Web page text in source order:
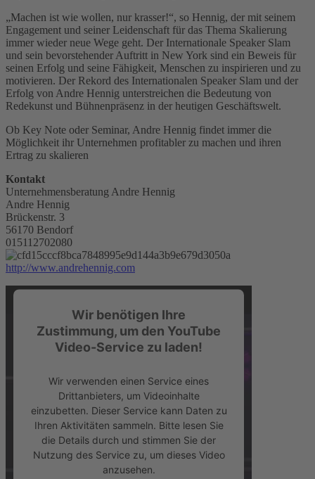
„Machen ist wie wollen, nur krasser!“, so Hennig, der mit seinem
Engagement und seiner Leidenschaft für das Thema Skalierung
immer wieder neue Wege geht. Der Internationale Speaker Slam
und sein bevorstehender Auftritt in New York sind ein Beweis für
seinen Erfolg und seine Fähigkeit, Menschen zu inspirieren und zu
motivieren. Der Rekord des Internationalen Speaker Slam und der
Erfolg von Andre Hennig unterstreichen die Bedeutung von
Redekunst und Bühnenpräsenz in der heutigen Geschäftswelt.
Ob Key Note oder Seminar, Andre Hennig findet immer die
Möglichkeit ihr Unternehmen profitabler zu machen und ihren
Ertrag zu skalieren
Kontakt
Unternehmensberatung Andre Hennig
Andre Hennig
Brückenstr. 3
56170 Bendorf
015112702080
http://www.andrehennig.com
Wir benötigen Ihre
Zustimmung, um den YouTube
Video-Service zu laden!
Wir verwenden einen Service eines
Drittanbieters, um Videoinhalte
einzubetten. Dieser Service kann Daten zu
Ihren Aktivitäten sammeln. Bitte lesen Sie
die Details durch und stimmen Sie der
Nutzung des Service zu, um dieses Video
anzusehen.